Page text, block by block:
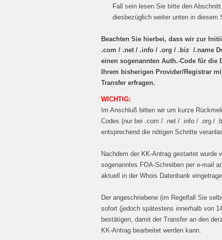
Fall sein lesen Sie bitte den
diesbezüglich weiter unten in diesem
Beachten Sie hierbei, dass wir zur
.com / .net / .info / .org / .biz /.name
einen sogenannten Auth.-Code für
Ihrem bisherigen Provider/Registrar
Transfer erfragen.
WICHTIG:
Im Anschluß bitten wir um kurze
Codes (nur bei .com / .net / .info / .org /
entsprechend die nötigen Schritte
Nachdem der KK-Antrag gestartet wurde
sogenanntes FOA-Schreiben per e-mail
aktuell in der Whois Datenbank
Der angeschriebene (im Regelfall Sie
sofort (jedoch spätestens innerhalb von
bestätigen, damit der Transfer an den
KK-Antrag bearbeitet werden kann.